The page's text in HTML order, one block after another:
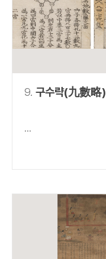
9. 구수략(九數略)
...